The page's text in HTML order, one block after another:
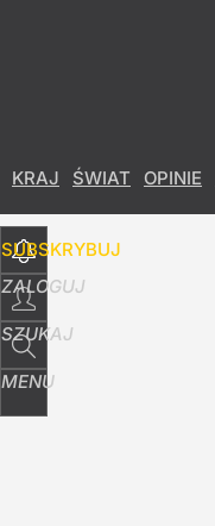
KRAJ ŚWIAT OPINIE
SUBSKRYBUJ
ZALOGUJ
SZUKAJ
MENU